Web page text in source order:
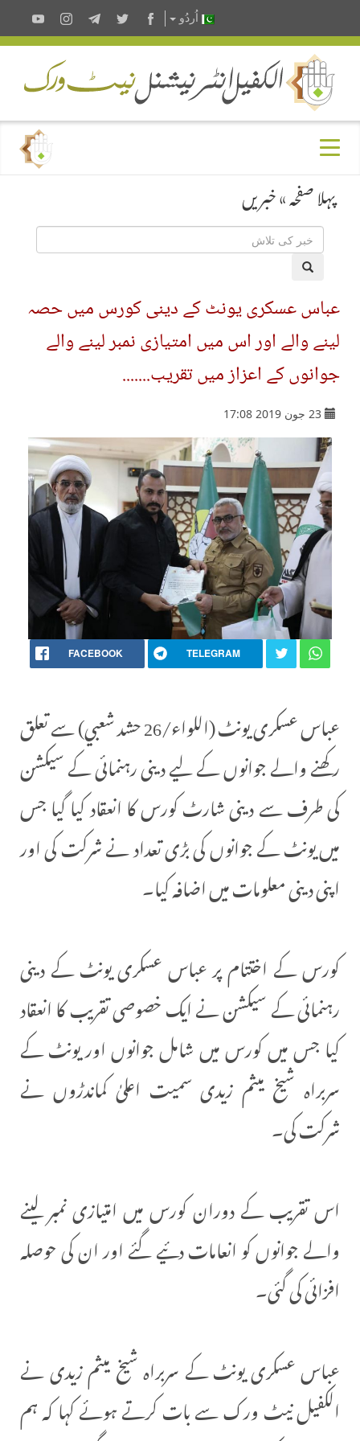
اُردُو
پہلا صفحہ»خبریں
عباس عسکری یونٹ کے دینی کورس میں حصہ
لینے والے اور اس میں امتیازی نمبر لینے والے
جوانوں کے اعزاز میں تقریب.......
23 جون 2019 17:08
FACEBOOK TELEGRAM
عباس عسکری یونٹ (اللواء/26 حشد شعبي) سے تعلق
رکھنے والے جوانوں کے لیے دینی رہنمائی کے سیکشن
کی طرف سے دینی شارٹ کورس کا انعقاد کیا گیا جس
میں یونٹ کے جوانوں کی بڑی تعداد نے شرکت کی اور
اپنی دینی معلومات میں اضافہ کیا۔
کورس کے اختتام پر عباس عسکری یونٹ کے دینی
رہنمائی کے سیکشن نے ایک خصوصی تقریب کا انعقاد
کیا جس میں کورس میں شامل جوانوں اور یونٹ کے
سربراہ شیخ میثم زیدی سمیت اعلیٰ کماندڑوں نے
شرکت کی۔
اس تقریب کے دوران کورس میں امتیازی نمبر لینے
والے جوانوں کو انعامات دئیے گئے اور ان کی حوصلہ
افزائی کی گئی۔
عباس عسکری یونٹ کے سربراہ شیخ میثم زیدی نے
الکفیل نیٹ ورک سے بات کرتے ہوئے کہا کہ ہم